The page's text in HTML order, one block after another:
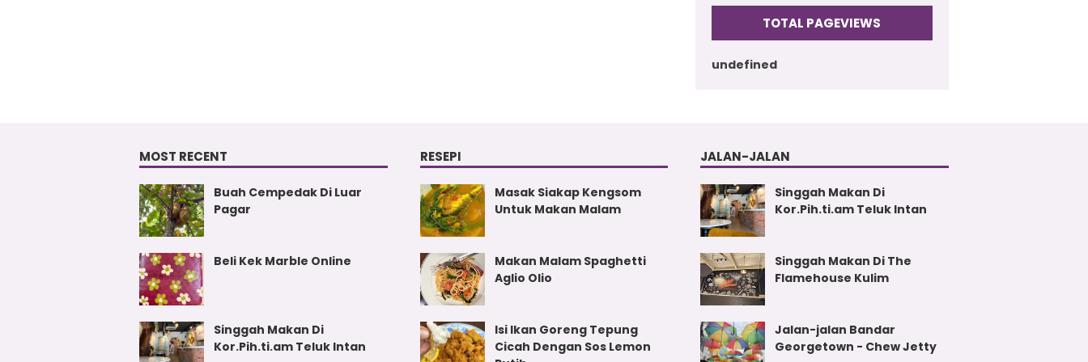
TOTAL PAGEVIEWS
undefined
MOST RECENT
Buah Cempedak Di Luar
Pagar
Beli Kek Marble Online
Singgah Makan Di
Kor.Pih.ti.am Teluk Intan
RESEPI
Masak Siakap Kengsom
Untuk Makan Malam
Makan Malam Spaghetti
Aglio Olio
Isi Ikan Goreng Tepung
Cicah Dengan Sos Lemon
JALAN-JALAN
Singgah Makan Di
Kor.Pih.ti.am Teluk Intan
Singgah Makan Di The
Flamehouse Kulim
Jalan-jalan Bandar
Georgetown - Chew Jetty